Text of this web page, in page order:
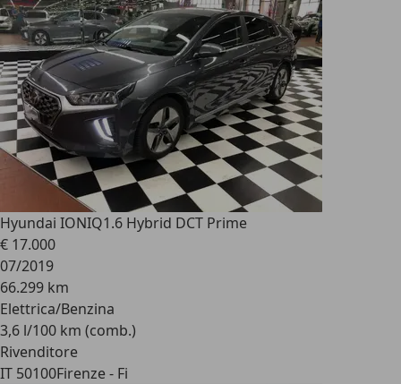
Hyundai IONIQ1.6 Hybrid DCT Prime
€ 17.000
07/2019
66.299 km
Elettrica/Benzina
3,6 l/100 km (comb.)
Rivenditore
IT 50100Firenze - Fi